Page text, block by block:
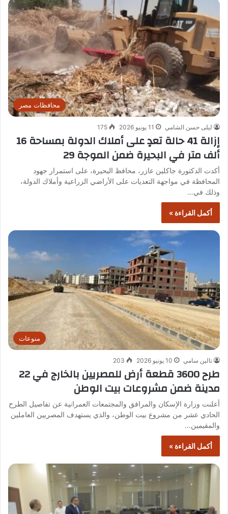
محافظات مصر
ليلى حسن الشامي 11 يونيو 2026 175
إزالة 41 حالة تعدٍ على أملاك الدولة بمساحة 16
ألف متر في البحيرة ضمن الموجة 29
أكدت الدكتورة جاكلين عازر، محافظ البحيرة، على استمرار جهود
المحافظة في مواجهة التعديات على الأراضي الزراعية وأملاك الدولة،
وذلك في…
أكمل القراءة »
منوعات
تالين سامي 10 يونيو 2026 203
طرح 3600 قطعة أرض للمصريين بالخارج في 22
مدينة ضمن مشروعات بيت الوطن
أعلنت وزارة الإسكان والمرافق والمجتمعات العمرانية عن تفاصيل الطرح
الحادي عشر من مشروع بيت الوطن، والذي يستهدف المصريين العاملين
والمقيمين…
أكمل القراءة »